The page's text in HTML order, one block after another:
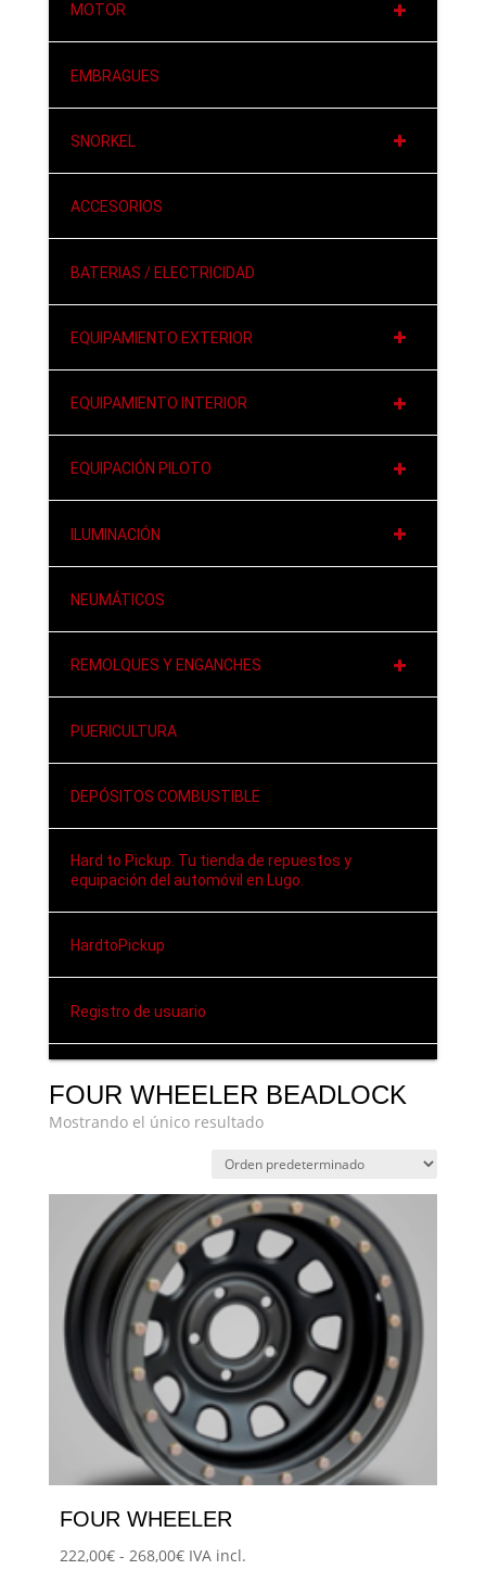
MOTOR
EMBRAGUES
SNORKEL
ACCESORIOS
BATERIAS / ELECTRICIDAD
EQUIPAMIENTO EXTERIOR
EQUIPAMIENTO INTERIOR
EQUIPACIÓN PILOTO
ILUMINACIÓN
NEUMÁTICOS
REMOLQUES Y ENGANCHES
PUERICULTURA
DEPÓSITOS COMBUSTIBLE
Hard to Pickup. Tu tienda de repuestos y
equipación del automóvil en Lugo.
HardtoPickup
Registro de usuario
FOUR WHEELER BEADLOCK
Mostrando el único resultado
FOUR WHEELER
222,00€ - 268,00€Rango
IVA incl.